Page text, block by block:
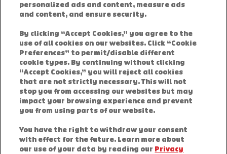
Mon compte
Plan du site
Pays/Région
Cookie Preferences
personalized ads and content, measure ads
and content, and ensure security.
By clicking “Accept Cookies,” you agree to the
use of all cookies on our websites. Click “Cookie
Preferences” to permit/disable different
cookie types. By continuing without clicking
“Accept Cookies,” you will reject all cookies
that are not strictly necessary. This will not
stop you from accessing our websites but may
impact your browsing experience and prevent
you from using parts of our website.
You have the right to withdraw your consent
with effect for the future. Learn more about
our use of your data by reading our Privacy